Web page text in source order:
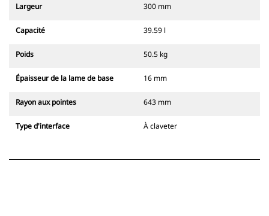
Largeur 300 mm
Capacité 39.59 l
Poids 50.5 kg
Épaisseur de la lame de base 16 mm
Rayon aux pointes 643 mm
Type d'interface À claveter